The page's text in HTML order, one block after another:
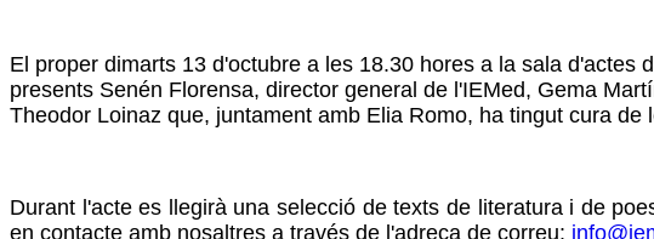
El proper dimarts 13 d'octubre a les 18.30 hores a la sala
presents Senén Florensa, director general de l'IEMed, Gema
Theodor Loinaz que, juntament amb Elia Romo, ha tingut cura de
Durant l'acte es llegirà una selecció de texts de literatura i de
en contacte amb nosaltres a través de l'adreça de correu: